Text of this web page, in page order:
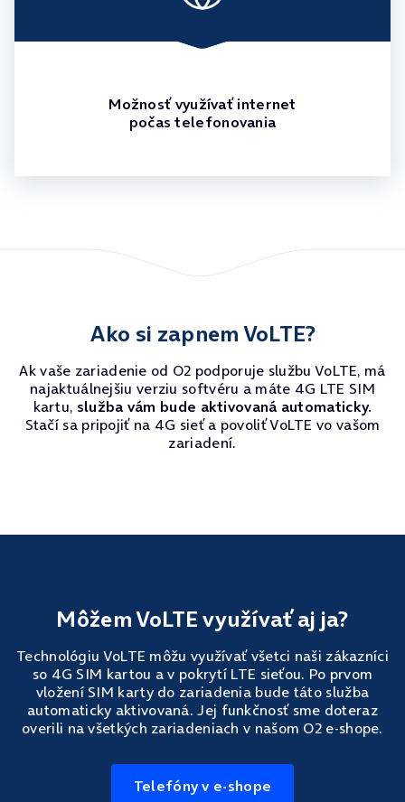
Možnosť využívať internet
počas telefonovania
Ako si zapnem VoLTE?
Ak vaše zariadenie od O2 podporuje službu VoLTE, má
najaktuálnejšiu verziu softvéru a máte 4G LTE SIM
kartu, služba vám bude aktivovaná automaticky.
Stačí sa pripojiť na 4G sieť a povoliť VoLTE vo vašom
zariadení.
Môžem VoLTE využívať aj ja?
Technológiu VoLTE môžu využívať všetci naši zákazníci
so 4G SIM kartou a v pokrytí LTE sieťou. Po prvom
vložení SIM karty do zariadenia bude táto služba
automaticky aktivovaná. Jej funkčnosť sme doteraz
overili na všetkých zariadeniach v našom O2 e-shope.
Telefóny v e-shope